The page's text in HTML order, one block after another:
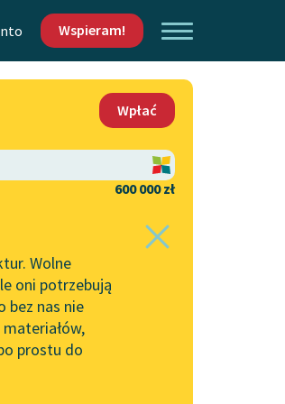
Wspieram!
wykorzystania
Lektur
promocyjne
Wpłać
600 000 zł
Wolne
oni potrzebują
bez nas nie
prostu do